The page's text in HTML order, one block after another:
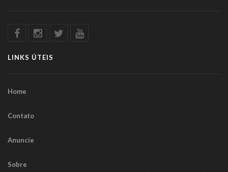
LINKS ÚTEIS
Home
Contato
Anuncie
Sobre